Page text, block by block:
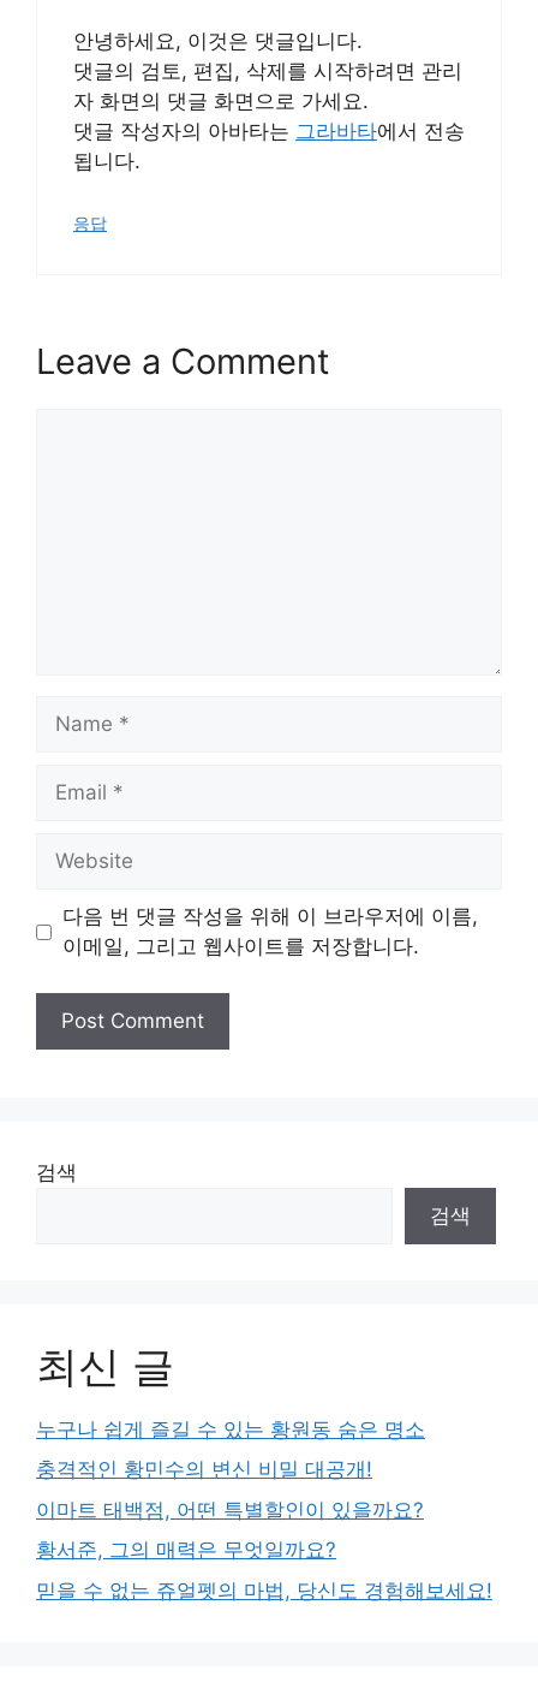
안녕하세요, 이것은 댓글입니다.
댓글의 검토, 편집, 삭제를 시작하려면 관리
자 화면의 댓글 화면으로 가세요.
댓글 작성자의 아바타는 그라바타에서 전송
됩니다.
응답
Leave a Comment
Name
Email
Website
다음 번 댓글 작성을 위해 이 브라우저에 이름,
이메일, 그리고 웹사이트를 저장합니다.
검색
검색
최신 글
누구나 쉽게 즐길 수 있는 황원동 숨은 명소
충격적인 황민수의 변신 비밀 대공개!
이마트 태백점, 어떤 특별할인이 있을까요?
황서준, 그의 매력은 무엇일까요?
믿을 수 없는 쥬얼펫의 마법, 당신도 경험해보세요!